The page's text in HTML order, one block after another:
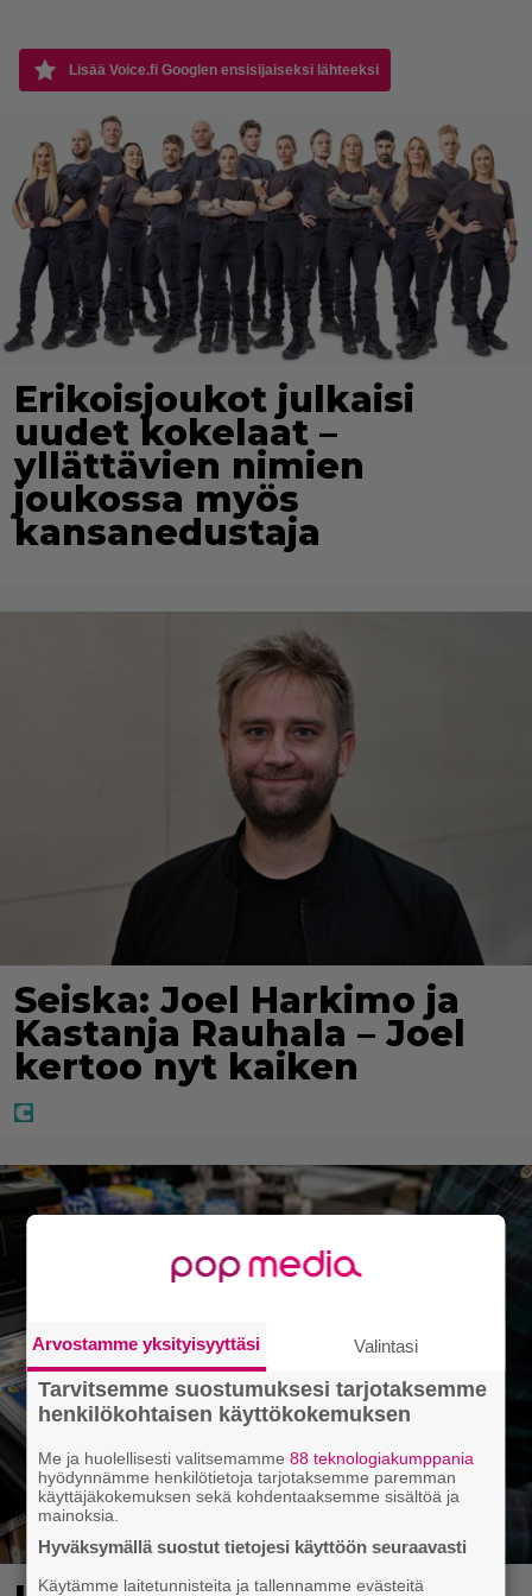
Lisää Voice.fi Googlen ensisijaiseksi lähteeksi
Erikoisjoukot julkaisi
uudet kokelaat –
yllättävien nimien
joukossa myös
kansanedustaja
Seiska: Joel Harkimo ja
Kastanja Rauhala – Joel
kertoo nyt kaiken
Arvostamme yksityisyyttäsi Valintasi
Tarvitsemme suostumuksesi tarjotaksemme
henkilökohtaisen käyttökokemuksen
Me ja huolellisesti valitsemamme88 teknologiakumppania
hyödynnämme henkilötietoja tarjotaksemme paremman
käyttäjäkokemuksen sekä kohdentaaksemme sisältöä ja
mainoksia.
Hyväksymällä suostut tietojesi käyttöön seuraavasti
Käytämme laitetunnisteita ja tallennamme evästeitä